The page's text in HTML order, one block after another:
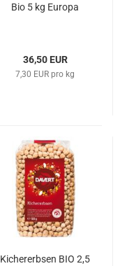
Bio 5 kg Europa
36,50 EUR
7,30 EUR pro kg
Kichererbsen BIO 2,5